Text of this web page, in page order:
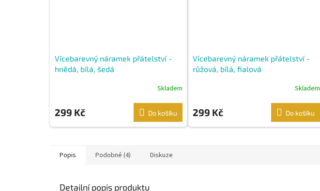
Vícebarevný náramek přátelství -
hnědá, bílá, šedá
Skladem
299 Kč Do košíku
Vícebarevný náramek přátelství -
růžová, bílá, fialová
Skladem
299 Kč Do košíku
Popis Podobné (4) Diskuze
Detailní popis produktu